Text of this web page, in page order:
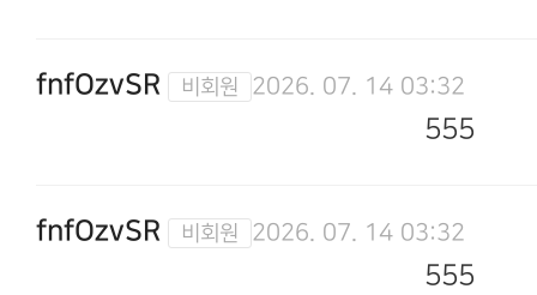
fnfOzvSR 2026. 07. 14 03:32
555
fnfOzvSR 2026. 07. 14 03:32
555